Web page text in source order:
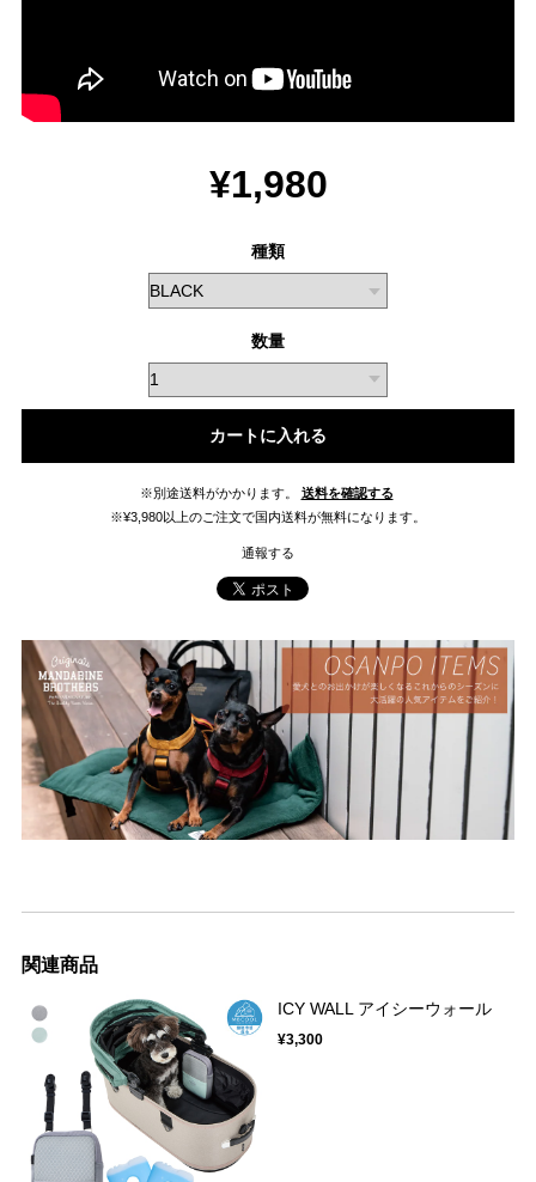
¥1,980
種類
数量
カートに入れる
※別途送料がかかります。
送料を確認する
※¥3,980以上のご注文で国内送料が無料になります。
通報する
関連商品
ICY WALL アイシーウォール
¥3,300